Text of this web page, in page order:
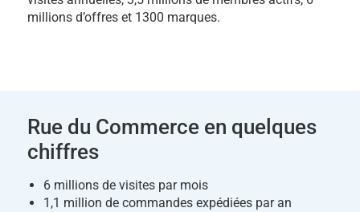
millions d’offres et 1300 marques.
Rue du Commerce en quelques
chiffres
6 millions de visites par mois
1,1 million de commandes expédiées par an